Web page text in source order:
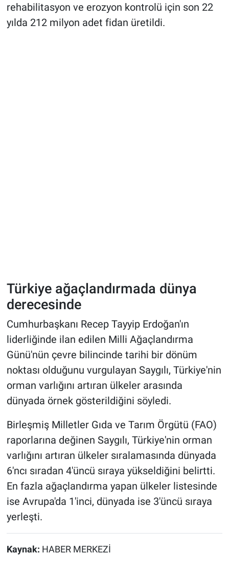
rehabilitasyon ve erozyon kontrolü için son 22
yılda 212 milyon adet fidan üretildi.
Türkiye ağaçlandırmada dünya
derecesinde
Cumhurbaşkanı Recep Tayyip Erdoğan'ın
liderliğinde ilan edilen Milli Ağaçlandırma
Günü'nün çevre bilincinde tarihi bir dönüm
noktası olduğunu vurgulayan Saygılı, Türkiye'nin
orman varlığını artıran ülkeler arasında
dünyada örnek gösterildiğini söyledi.
Birleşmiş Milletler Gıda ve Tarım Örgütü (FAO)
raporlarına değinen Saygılı, Türkiye'nin orman
varlığını artıran ülkeler sıralamasında dünyada
6'ncı sıradan 4'üncü sıraya yükseldiğini belirtti.
En fazla ağaçlandırma yapan ülkeler listesinde
ise Avrupa'da 1'inci, dünyada ise 3'üncü sıraya
yerleşti.
Kaynak: HABER MERKEZİ